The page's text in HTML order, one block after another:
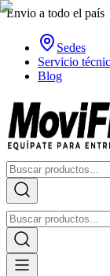
Envio a todo el país
Sedes
Servicio
Blog